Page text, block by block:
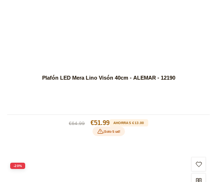
Plafón LED Mera Lino Visón 40cm - ALEMAR - 12190
Precio
habitual
€64.99
Precio
de
oferta
€51.99 AHORRAS €13.00
¡Solo 5 ud!
-20%